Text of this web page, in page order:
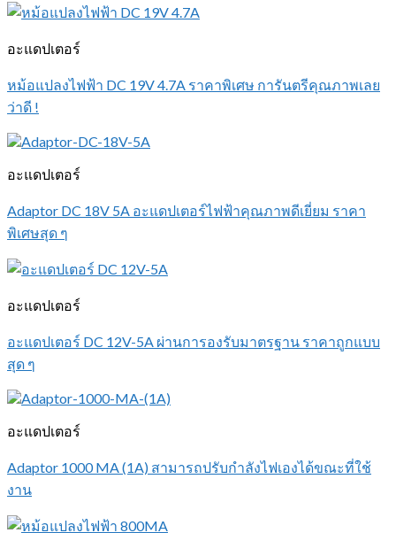
อะแดปเตอร์
หม้อแปลงไฟฟ้า DC 19V 4.7A ราคาพิเศษ การันตรีคุณภาพเลย
ว่าดี !
อะแดปเตอร์
Adaptor DC 18V 5A อะแดปเตอร์ไฟฟ้าคุณภาพดีเยี่ยม ราคา
พิเศษสุด ๆ
อะแดปเตอร์
อะแดปเตอร์ DC 12V-5A ผ่านการองรับมาตรฐาน ราคาถูกแบบ
สุด ๆ
อะแดปเตอร์
Adaptor 1000 MA (1A) สามารถปรับกำลังไฟเองได้ขณะที่ใช้
งาน